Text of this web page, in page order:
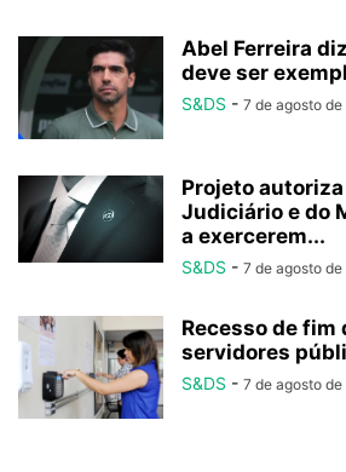
Abel Ferreira
deve ser
S&DS - 7 de agosto
Projeto
Judiciário e do
a exercerem...
S&DS - 7 de agosto
Recesso de fim
servidores
S&DS - 7 de agosto